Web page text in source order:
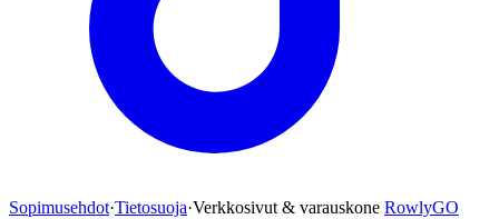
Sopimusehdot·Tietosuoja·Verkkosivut & varauskone RowlyGO